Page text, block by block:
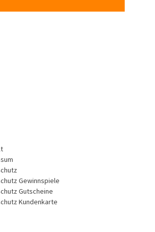
Gewinnspiele
Gutscheine
Kundenkarte